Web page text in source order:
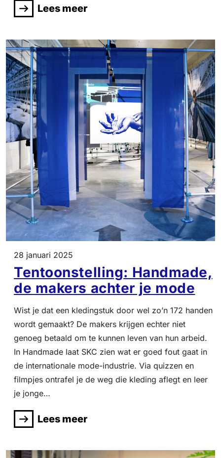
Lees meer
28 januari 2025
Tentoonstelling: Handmade,
de makers achter je mode
Wist je dat een kledingstuk door wel zo’n 172 handen
wordt gemaakt? De makers krijgen echter niet
genoeg betaald om te kunnen leven van hun arbeid.
In Handmade laat SKC zien wat er goed fout gaat in
de internationale mode-industrie. Via quizzen en
filmpjes ontrafel je de weg die kleding aflegt en leer
je jonge…
Lees meer